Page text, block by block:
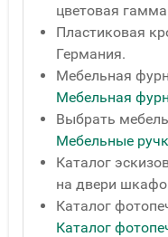
цветовая
Пластиковая
Германия.
Мебельная
Мебельная
Выбрать
Мебельные
Каталог
на двери
Каталог
Каталог